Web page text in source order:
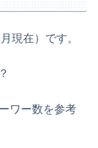
現在）です。
ワー数を参考